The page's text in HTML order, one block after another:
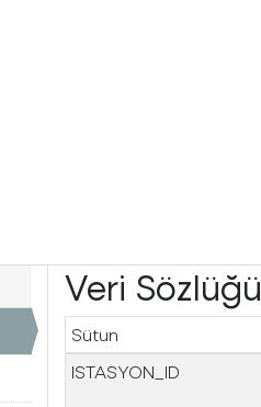
Veri Sözlüğü
Sütun
ISTASYON_ID